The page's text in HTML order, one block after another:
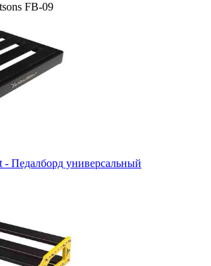
FB-09
- Педалборд универсальный